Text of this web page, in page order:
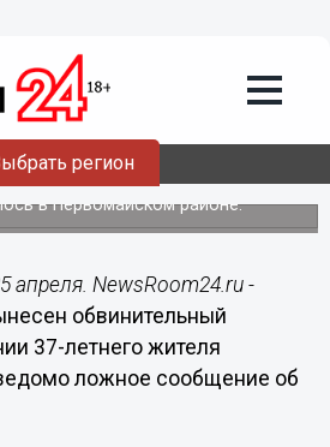
регион
нижегородцу,
свою квартиру
в Первомайском районе.
апреля. NewsRoom24.ru -
обвинительный
37-летнего жителя
ложное сообщение об